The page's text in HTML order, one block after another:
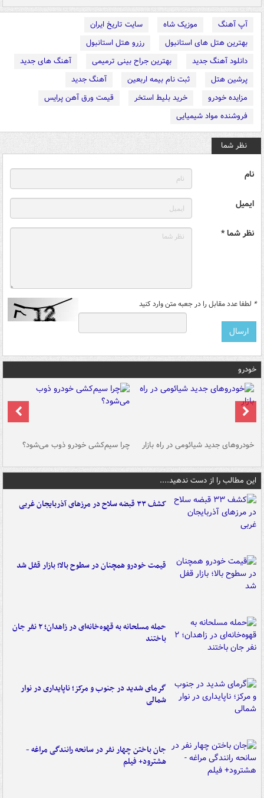
آپ آهنگ موزیک شاه
سایت تاریخ ایران
بهترین هتل های استانبول
رزرو هتل استانبول
دانلود آهنگ جدید
بهترین جراح بینی ترمیمی
آهنگ های جدید
پرشین هتل
ثبت نام بیمه اربعین
آهنگ جدید
مزایده خودرو
خرید بلیط استخر
قیمت ورق آهن پرایس
فروشنده مواد شیمیایی
نظر شما
نام
ایمیل
نظر شما *
* لطفا عدد مقابل را در جعبه متن وارد کنید
خودرو
خودروهای جدید شیائومی در راه بازار چرا سیم‌کشی خودرو ذوب می‌شود؟
این مطالب را از دست ندهید....
کشف ۳۳ قبضه سلاح در مرزهای آذربایجان غربی
قیمت خودرو همچنان در سطوح بالا؛ بازار قفل شد
حمله مسلحانه به قهوه‌خانه‌ای در زاهدان؛ ۲ نفر جان
باختند
گرمای شدید در جنوب و مرکز؛ ناپایداری در نوار
شمالی
جان باختن چهار نفر در سانحه رانندگی مراغه -
هشترود+ فیلم